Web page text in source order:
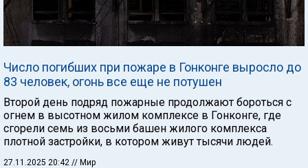
Число погибших при пожаре в Гонконге выросло до
83 человек, огонь все еще не потушен
Второй день подряд пожарные продолжают бороться с
огнем в высотном жилом комплексе в Гонконге, где
сгорели семь из восьми башен жилого комплекса
плотной застройки, в котором живут тысячи людей.
27.11.2025 20:42 // Мир